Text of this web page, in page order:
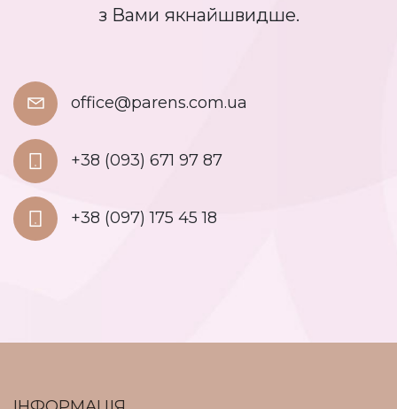
з Вами якнайшвидше.
office@parens.com.ua
+38 (093) 671 97 87
+38 (097) 175 45 18